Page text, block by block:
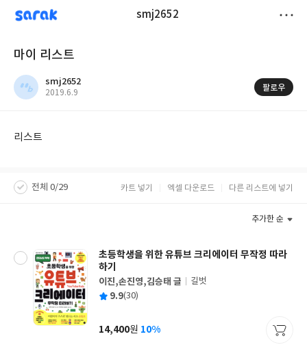
sarak smj2652
마이 리스트
smj2652
작
2019.6.9
팔로우
리스트
전체 0/29 카트 넣기 엑셀 다운로드 다른 리스트에 넣기
추가한 순
초등학생을 위한 유튜브 크리에이터 무작정 따라
하기
글
쓴
이진,손진영,김승태 글
출
사
길벗
평 9.9(30)
가
14,400원 10%